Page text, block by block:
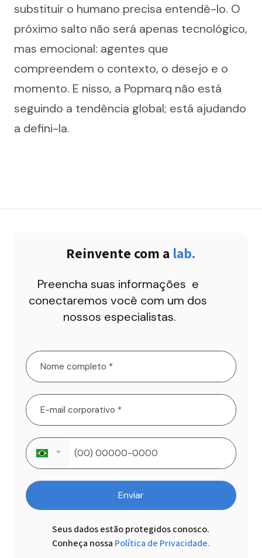
substituir o humano precisa entendê-lo. O
próximo salto não será apenas tecnológico,
mas emocional: agentes que
compreendem o contexto, o desejo e o
momento. E nisso, a Popmarq não está
seguindo a tendência global; está ajudando
a defini-la.
Reinvente com a lab.
Preencha suas informações  e
conectaremos você com um dos
nossos especialistas.
Enviar
Seus dados estão protegidos conosco.
Conheça nossa Política de Privacidade.